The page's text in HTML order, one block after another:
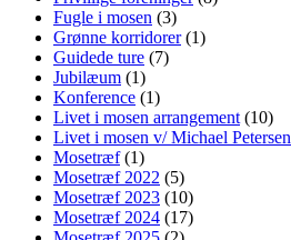
Fugle i mosen (3)
Grønne korridorer(1)
Guidede ture (7)
Jubilæum (1)
Konference (1)
Livet i mosen arrangement (10)
Livet i mosen v/ Michael Petersen
Mosetræf(1)
Mosetræf 2022 (5)
Mosetræf 2023 (10)
Mosetræf 2024 (17)